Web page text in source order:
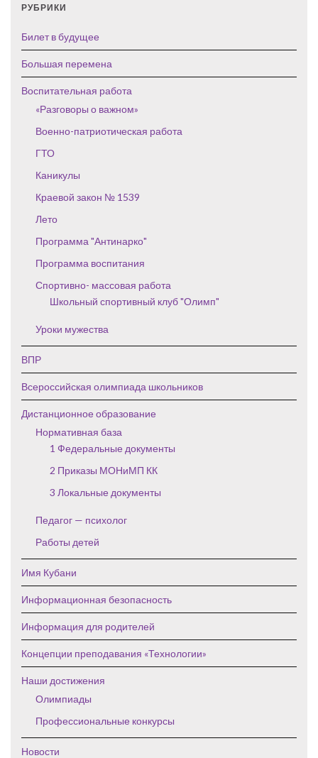
РУБРИКИ
Билет в будущее
Большая перемена
Воспитательная работа
«Разговоры о важном»
Военно-патриотическая работа
ГТО
Каникулы
Краевой закон № 1539
Лето
Программа "Антинарко"
Программа воспитания
Спортивно- массовая работа
Школьный спортивный клуб "Олимп"
Уроки мужества
ВПР
Всероссийская олимпиада школьников
Дистанционное образование
Нормативная база
1 Федеральные документы
2 Приказы МОНиМП КК
3 Локальные документы
Педагог — психолог
Работы детей
Имя Кубани
Информационная безопасность
Информация для родителей
Концепции преподавания «Технологии»
Наши достижения
Олимпиады
Профессиональные конкурсы
Новости